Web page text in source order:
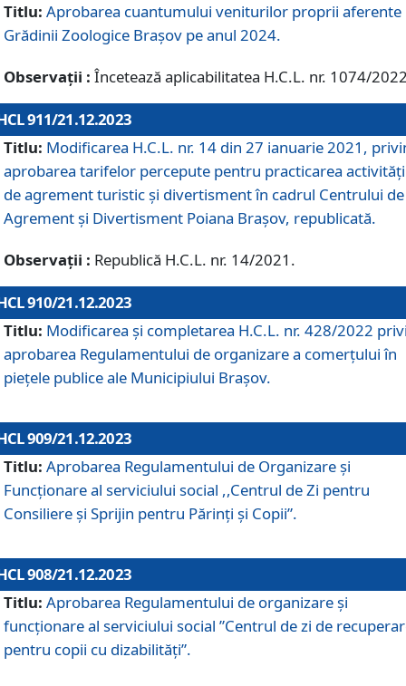
Titlu: Aprobarea cuantumului veniturilor proprii aferente
Grădinii Zoologice Braşov pe anul 2024.
Observații : Încetează aplicabilitatea H.C.L. nr. 1074/
911/21.12.2023
Titlu: Modificarea H.C.L. nr. 14 din 27 ianuarie 2021,
aprobarea tarifelor percepute pentru practicarea
de agrement turistic și divertisment în cadrul Centrului de
Agrement și Divertisment Poiana Brașov, republicată.
Observații : Republică H.C.L. nr. 14/2021.
910/21.12.2023
Titlu: Modificarea și completarea H.C.L. nr. 428/2022
aprobarea Regulamentului de organizare a comerțului în
piețele publice ale Municipiului Braşov.
909/21.12.2023
Titlu: Aprobarea Regulamentului de Organizare și
Funcționare al serviciului social ,,Centrul de Zi pentru
Consiliere şi Sprijin pentru Părinţi şi Copii”.
908/21.12.2023
Titlu: Aprobarea Regulamentului de organizare şi
funcţionare al serviciului social ”Centrul de zi de
pentru copii cu dizabilități”.